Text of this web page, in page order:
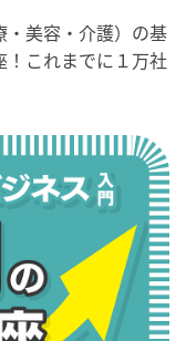
美容・介護）の基
これまでに１万社